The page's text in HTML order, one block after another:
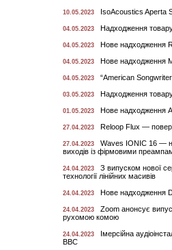
10.05.2023 IsoAсoustics Aperta
04.05.2023 Надходження
04.05.2023 Нове надходження
04.05.2023 Нове надходження
04.05.2023 “American
03.05.2023 Надходження
01.05.2023 Нове надходження
27.04.2023 Reloop Flux —
27.04.2023
Waves IONIC 16 —
виходів із фірмовими
24.04.2023
З випуском нової
технології лінійних масивів
24.04.2023 Нове надходження
24.04.2023
Zoom анонсує
рухомою комою
24.04.2023
Імерсійна
BBC